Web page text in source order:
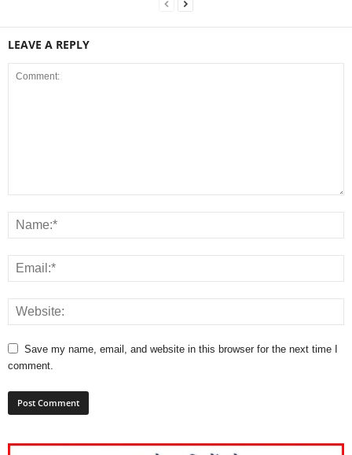
LEAVE A REPLY
Save my name, email, and website in this browser for the next time I
comment.